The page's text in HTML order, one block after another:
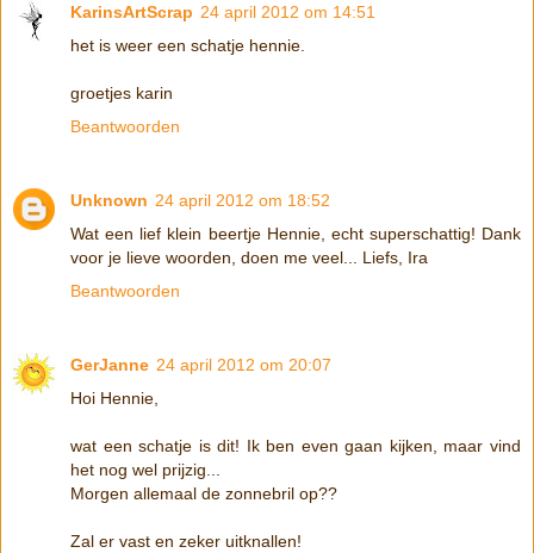
KarinsArtScrap 24 april 2012 om 14:51
het is weer een schatje hennie.
groetjes karin
Beantwoorden
Unknown 24 april 2012 om 18:52
Wat een lief klein beertje Hennie, echt superschattig! Dank
voor je lieve woorden, doen me veel... Liefs, Ira
Beantwoorden
GerJanne 24 april 2012 om 20:07
Hoi Hennie,
wat een schatje is dit! Ik ben even gaan kijken, maar vind
het nog wel prijzig...
Morgen allemaal de zonnebril op??
Zal er vast en zeker uitknallen!